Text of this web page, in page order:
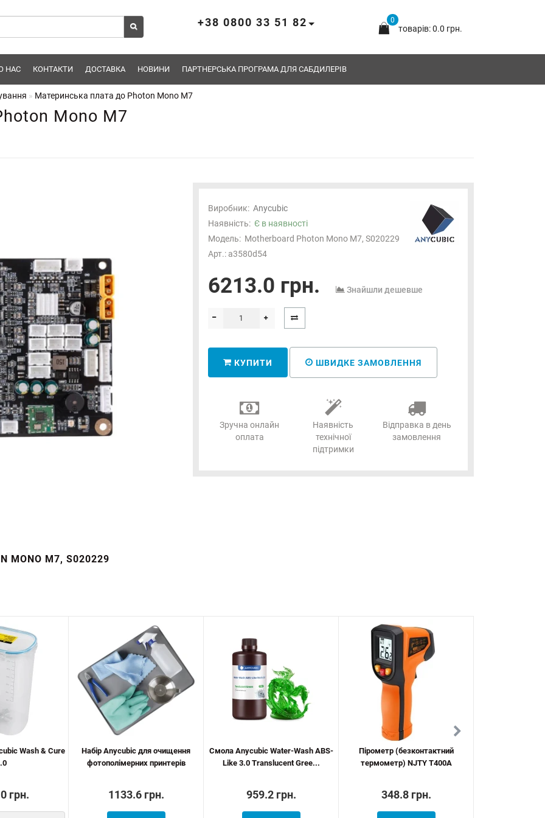
0
товарів: 0.0 грн.
+38 0800 33 51 82
НАС КОНТАКТИ ДОСТАВКА НОВИНИ ПАРТНЕРСЬКА ПРОГРАМА ДЛЯ САБДИЛЕРІВ
Материнська плата до Photon Mono M7
Mono M7
Виробник: Anycubic
Наявність: Є в наявності
Модель: Motherboard Photon Mono M7, S020229
Арт.: a3580d54
6213.0 грн. Знайшли дешевше
КУПИТИ ШВИДКЕ ЗАМОВЛЕННЯ
Зручна онлайн
оплата
Наявність
технічної
підтримки
Відправка в день
замовлення
MONO M7, S020229
Wash & Cure
грн.
Набір Anycubic для очищення
фотополімерних принтерів
1133.6 грн.
Смола Anycubic Water-Wash ABS-
Like 3.0 Translucent Gree...
959.2 грн.
Пірометр (безконтактний
термометр) NJTY T400A
348.8 грн.